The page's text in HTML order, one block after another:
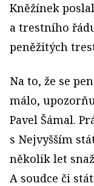
Kněžínek
a trestního
peněžitých
Na to, že se
málo,
Pavel Šámal.
s Nejvyšším
několik let
A soudce či